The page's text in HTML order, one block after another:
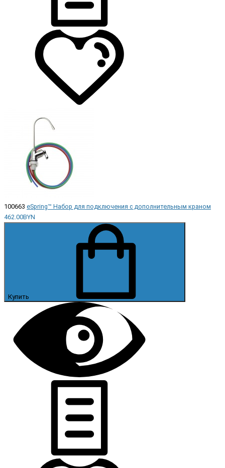
100663 eSpring™ Набор для подключения с дополнительным краном
462.00BYN
Купить